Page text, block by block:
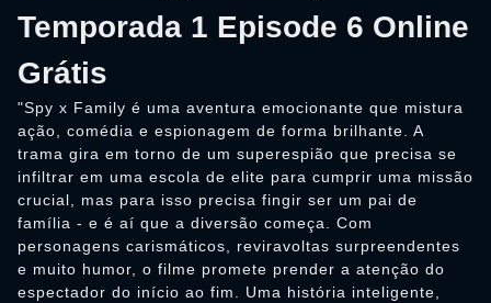
Temporada 1 Episode 6 Online
Grátis
"Spy x Family é uma aventura emocionante que mistura
ação, comédia e espionagem de forma brilhante. A
trama gira em torno de um superespião que precisa se
infiltrar em uma escola de elite para cumprir uma missão
crucial, mas para isso precisa fingir ser um pai de
família - e é aí que a diversão começa. Com
personagens carismáticos, reviravoltas surpreendentes
e muito humor, o filme promete prender a atenção do
espectador do início ao fim. Uma história inteligente,